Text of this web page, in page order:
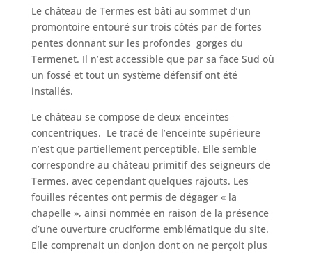
Le château de Termes est bâti au sommet d’un
promontoire entouré sur trois côtés par de fortes
pentes donnant sur les profondes gorges du
Termenet. Il n’est accessible que par sa face Sud où
un fossé et tout un système défensif ont été
installés.
Le château se compose de deux enceintes
concentriques. Le tracé de l’enceinte supérieure
n’est que partiellement perceptible. Elle semble
correspondre au château primitif des seigneurs de
Termes, avec cependant quelques rajouts. Les
fouilles récentes ont permis de dégager « la
chapelle », ainsi nommée en raison de la présence
d’une ouverture cruciforme emblématique du site.
Elle comprenait un donjon dont on ne perçoit plus